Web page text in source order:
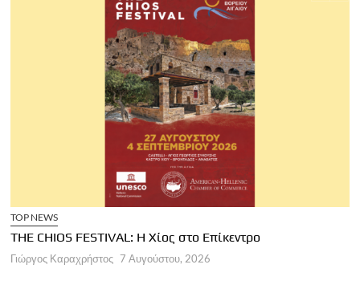
TOP NEWS
THE CHIOS FESTIVAL: Η Χίος στο Επίκεντρο
Γιώργος Καραχρήστος 7 Αυγούστου, 2026